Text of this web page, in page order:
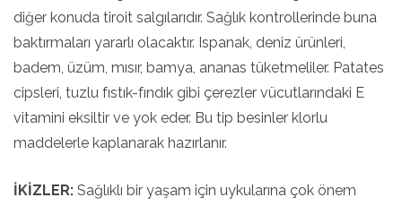
diğer konuda tiroit salgılarıdır. Sağlık kontrollerinde buna
baktırmaları yararlı olacaktır. Ispanak, deniz ürünleri,
badem, üzüm, mısır, bamya, ananas tüketmeliler. Patates
cipsleri, tuzlu fıstık-fındık gibi çerezler vücutlarındaki E
vitamini eksiltir ve yok eder. Bu tip besinler klorlu
maddelerle kaplanarak hazırlanır.
İKİZLER: Sağlıklı bir yaşam için uykularına çok önem